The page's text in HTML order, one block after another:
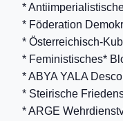
*
* Föderation
* Österreichisch-
* Feministisches*
* ABYA YALA
* Steirische
* ARGE